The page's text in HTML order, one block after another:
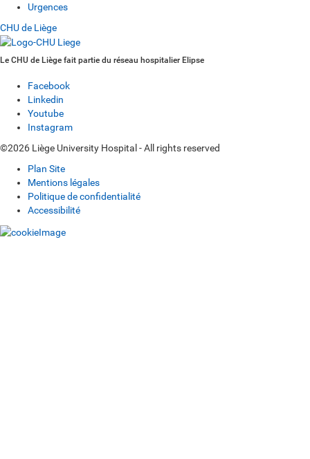
Urgences
CHU de Liège
Le CHU de Liège fait partie du réseau hospitalier Elipse
Facebook
Linkedin
Youtube
Instagram
©2026 Liège University Hospital - All rights reserved
Plan Site
Mentions légales
Politique de confidentialité
Accessibilité